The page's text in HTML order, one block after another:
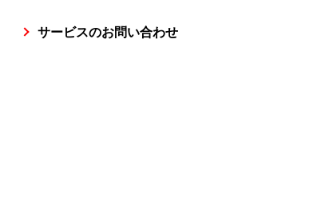
サービスのお問い合わせ